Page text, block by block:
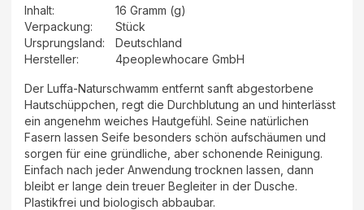
Inhalt:
16 Gramm (g)
Verpackung:
Stück
Ursprungsland:
Deutschland
Hersteller: 4peoplewhocare GmbH
Der Luffa-Naturschwamm entfernt sanft abgestorbene
Hautschüppchen, regt die Durchblutung an und hinterlässt
ein angenehm weiches Hautgefühl. Seine natürlichen
Fasern lassen Seife besonders schön aufschäumen und
sorgen für eine gründliche, aber schonende Reinigung.
Einfach nach jeder Anwendung trocknen lassen, dann
bleibt er lange dein treuer Begleiter in der Dusche.
Plastikfrei und biologisch abbaubar.